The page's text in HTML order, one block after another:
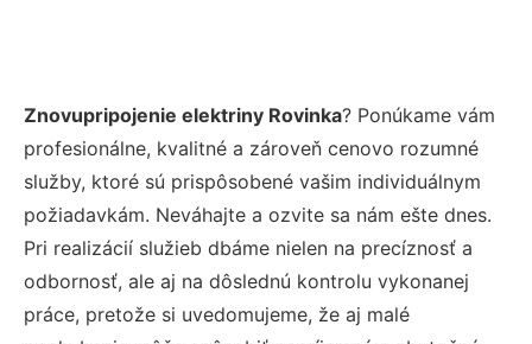
Znovupripojenie elektriny Rovinka? Ponúkame vám
profesionálne, kvalitné a zároveň cenovo rozumné
služby, ktoré sú prispôsobené vašim individuálnym
požiadavkám. Neváhajte a ozvite sa nám ešte dnes.
Pri realizácií služieb dbáme nielen na precíznosť a
odbornosť, ale aj na dôslednú kontrolu vykonanej
práce, pretože si uvedomujeme, že aj malé